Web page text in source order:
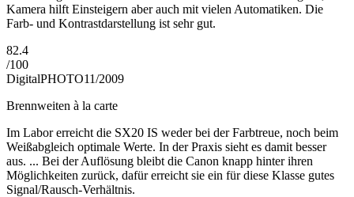
Kamera hilft Einsteigern aber auch mit vielen Automatiken. Die
Farb- und Kontrastdarstellung ist sehr gut.
82.4
/100
DigitalPHOTO11/2009
Brennweiten à la carte
Im Labor erreicht die SX20 IS weder bei der Farbtreue, noch beim
Weißabgleich optimale Werte. In der Praxis sieht es damit besser
aus. ... Bei der Auflösung bleibt die Canon knapp hinter ihren
Möglichkeiten zurück, dafür erreicht sie ein für diese Klasse gutes
Signal/Rausch-Verhältnis.